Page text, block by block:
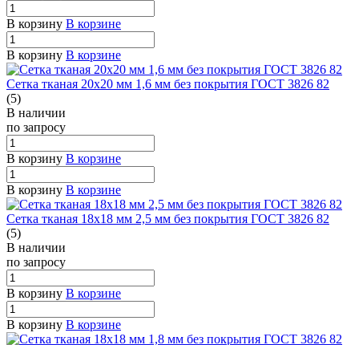
В корзину В корзине
В корзину В корзине
Сетка тканая 20х20 мм 1,6 мм без покрытия ГОСТ 3826 82
(5)
В наличии
по запросу
В корзину В корзине
В корзину В корзине
Сетка тканая 18х18 мм 2,5 мм без покрытия ГОСТ 3826 82
(5)
В наличии
по запросу
В корзину В корзине
В корзину В корзине